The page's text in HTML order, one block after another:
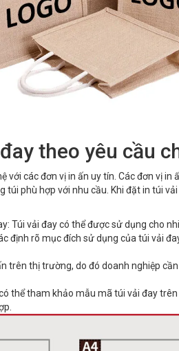
theo yêu cầu
với các đơn vị in ấn uy tín. Các đơn vị
phù hợp với nhu cầu. Khi đặt in túi
Túi vải đay có thể được sử dụng cho
định rõ mục đích sử dụng của túi vải
trên thị trường, do đó doanh nghiệp
thể tham khảo mẫu mã túi vải đay